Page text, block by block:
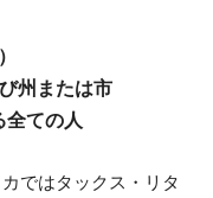
州または市
全ての人
ではタックス・リタ